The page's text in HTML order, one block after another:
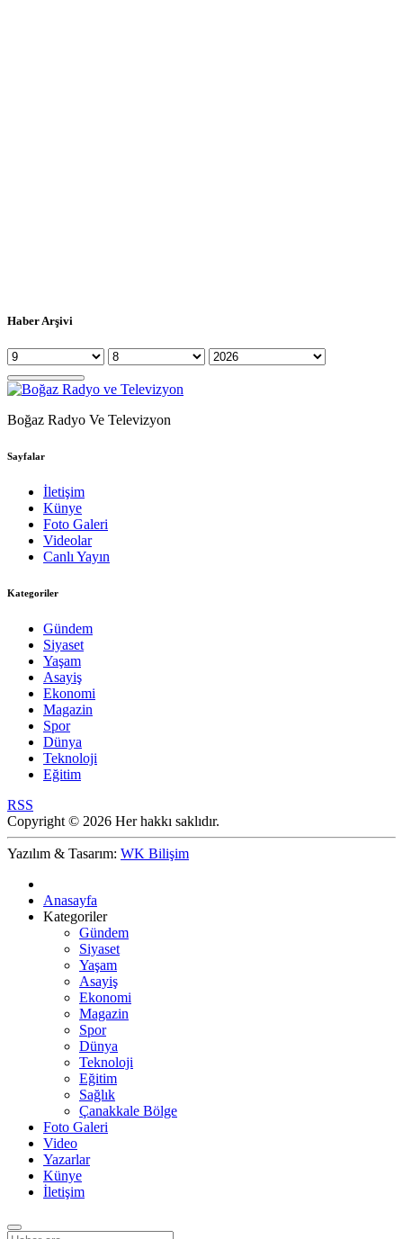
Haber Arşivi
Boğaz Radyo Ve Televizyon
Sayfalar
İletişim
Künye
Foto Galeri
Videolar
Canlı Yayın
Kategoriler
Gündem
Siyaset
Yaşam
Asayiş
Ekonomi
Magazin
Spor
Dünya
Teknoloji
Eğitim
RSS
Copyright © 2026 Her hakkı saklıdır.
Yazılım & Tasarım: WK Bilişim
Anasayfa
Kategoriler
Gündem
Siyaset
Yaşam
Asayiş
Ekonomi
Magazin
Spor
Dünya
Teknoloji
Eğitim
Sağlık
Çanakkale Bölge
Foto Galeri
Video
Yazarlar
Künye
İletişim